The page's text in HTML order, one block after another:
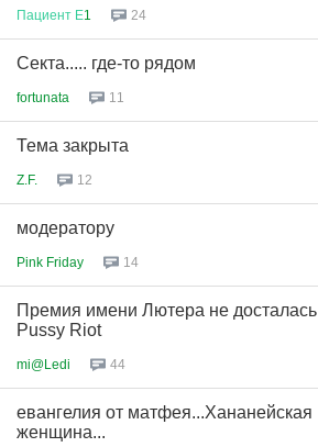
Пациент Е1 24
Секта..... где-то рядом
fortunata 11
Тема закрыта
Z.F. 12
модератору
Pink Friday 14
Премия имени Лютера не досталась
Pussy Riot
mi@Ledi 44
евангелия от матфея...Хананейская
женщина...